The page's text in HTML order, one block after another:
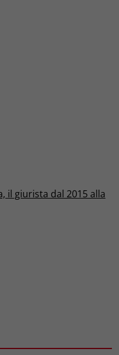
il giurista dal 2015 alla